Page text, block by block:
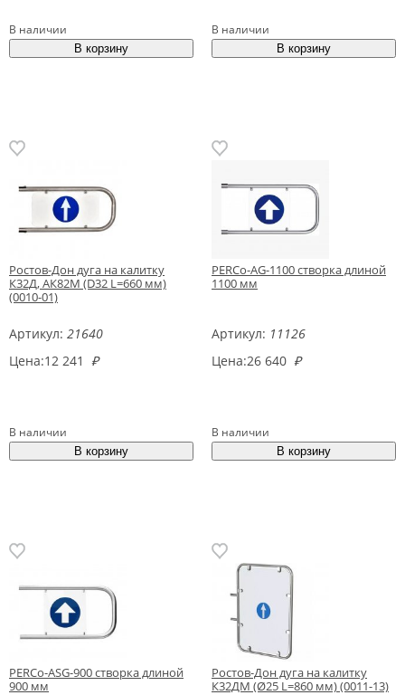
В наличии В наличии
Ростов-Дон дуга на калитку
К32Д, АК82М (D32 L=660 мм)
(0010-01)
Артикул: 21640
Цена:12 241 ₽
В наличии
PERCo-AG-1100 створка длиной
1100 мм
Артикул: 11126
Цена:26 640 ₽
В наличии
PERCo-ASG-900 створка длиной
900 мм
Ростов-Дон дуга на калитку
К32ДМ (Ø25 L=860 мм) (0011-13)